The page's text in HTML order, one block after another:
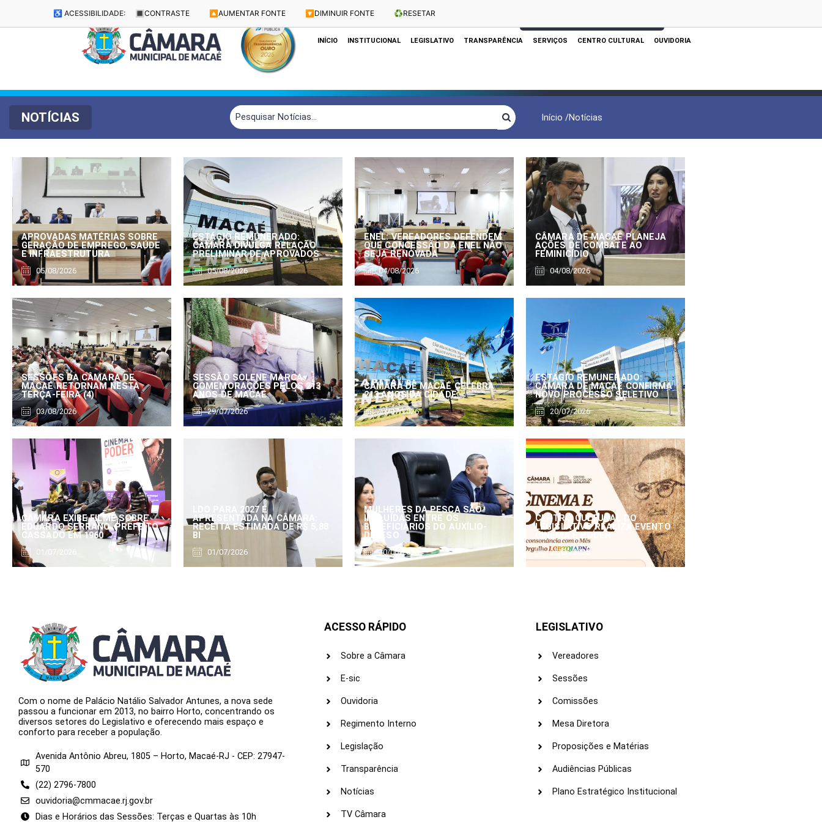
♿ ACESSIBILIDADE: 🔳 CONTRASTE 🔼 AUMENTAR FONTE 🔽 DIMINUIR FONTE ♻️RESETAR
Dias e Horários das Sessões: Terças e Quartas às 10h
INÍCIO INSTITUCIONAL LEGISLATIVO TRANSPARÊNCIA SERVIÇOS CENTRO CULTURAL OUVIDORIA
NOTÍCIAS Início /Notícias
APROVADAS MATÉRIAS SOBRE
GERAÇÃO DE EMPREGO, SAÚDE
E INFRAESTRUTURA
05/08/2026
ESTÁGIO REMUNERADO:
CÂMARA DIVULGA RELAÇÃO
PRELIMINAR DE APROVADOS
05/08/2026
ENEL: VEREADORES DEFENDEM
QUE CONCESSÃO DA ENEL NÃO
SEJA RENOVADA
04/08/2026
CÂMARA DE MACAÉ PLANEJA
AÇÕES DE COMBATE AO
FEMINICÍDIO
04/08/2026
SESSÕES DA CÂMARA DE
MACAÉ RETORNAM NESTA
TERÇA-FEIRA (4)
03/08/2026
SESSÃO SOLENE MARCA
COMEMORAÇÕES PELOS 213
ANOS DE MACAÉ
29/07/2026
CÂMARA DE MACAÉ CELEBRA
213 ANOS DA CIDADE
27/07/2026
ESTÁGIO REMUNERADO:
CÂMARA DE MACAÉ CONFIRMA
NOVO PROCESSO SELETIVO
20/07/2026
CÂMARA EXIBE FILME SOBRE
EDUARDO SERRANO, PREFEITO
CASSADO EM 1960
01/07/2026
LDO PARA 2027 É
APRESENTADA NA CÂMARA:
RECEITA ESTIMADA DE R$ 5,88
BI
01/07/2026
MULHERES DA PESCA SÃO
INCLUÍDAS ENTRE OS
BENEFICIÁRIOS DO AUXÍLIO-
DEFESO
30/06/2026
CENTRO CULTURAL DO
LEGISLATIVO REALIZA EVENTO
CINEMA E PODER
25/06/2026
Com o nome de Palácio Natálio Salvador Antunes, a nova sede
passou a funcionar em 2013, no bairro Horto, concentrando os
diversos setores do Legislativo e oferecendo mais espaço e
conforto para receber a população.
Avenida Antônio Abreu, 1805 – Horto, Macaé-RJ - CEP: 27947-
570
(22) 2796-7800
ouvidoria@cmmacae.rj.gov.br
Dias e Horários das Sessões: Terças e Quartas às 10h
ACESSO RÁPIDO
Sobre a Câmara
E-sic
Ouvidoria
Regimento Interno
Legislação
Transparência
Notícias
TV Câmara
LEGISLATIVO
Vereadores
Sessões
Comissões
Mesa Diretora
Proposições e Matérias
Audiências Públicas
Plano Estratégico Institucional